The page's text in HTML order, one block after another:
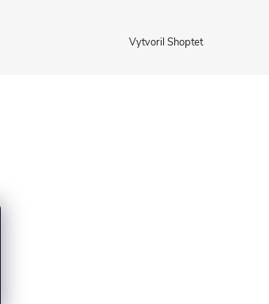
Vytvoril Shoptet